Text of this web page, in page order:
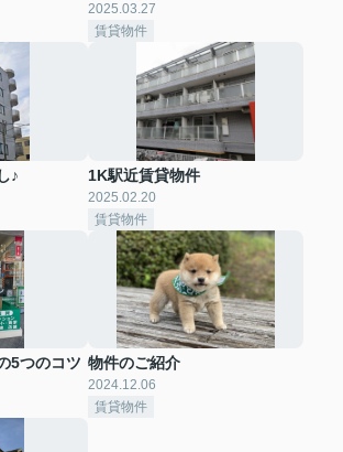
2025.03.27
賃貸物件
♪ 1K駅近賃貸物件
2025.02.20
賃貸物件
5つのコツ 物件のご紹介
2024.12.06
賃貸物件